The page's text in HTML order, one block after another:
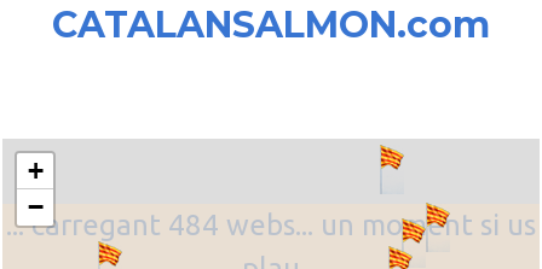
CATALANSALMON.com
... carregant 484 webs... un moment si us
+
−